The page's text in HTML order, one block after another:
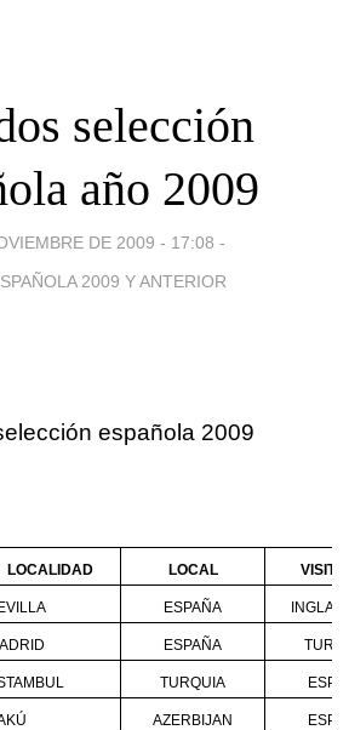
selección
año 2009
DE 2009 - 17:08 -
2009 Y ANTERIOR
española 2009
LOCALIDAD LOCAL
ESPAÑA
ESPAÑA
TURQUIA
AZERBIJAN